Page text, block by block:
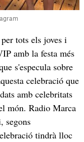
tots els joves i
amb la festa més
s'especula sobre
celebració que
amb celebritats
món. Radio Marca
segons
tindrà lloc